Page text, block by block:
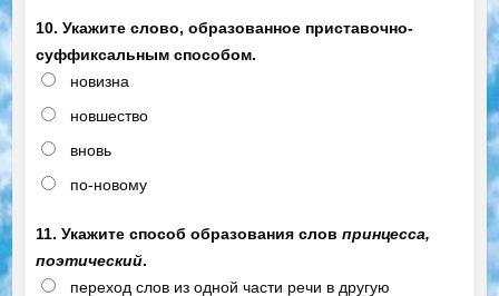
10. Укажите слово, образованное приставочно-
суффиксальным способом.
новизна
новшество
вновь
по-новому
11. Укажите способ образования слов принцесса,
поэтический.
переход слов из одной части речи в другую